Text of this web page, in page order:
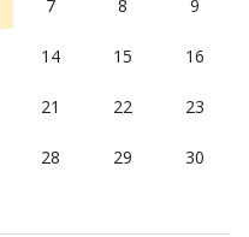
7 8 9
14 15 16
21 22 23
28 29 30